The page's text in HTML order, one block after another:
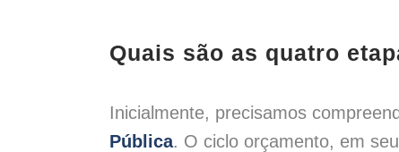
Larger
Quais são as quatro
Inicialmente, precisamos
Pública. O ciclo orçamento, em